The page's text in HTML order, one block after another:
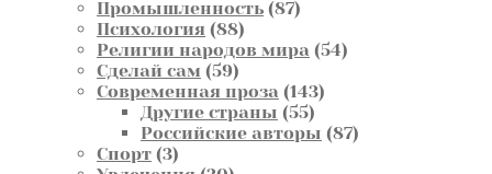
товаров
Промышленность 8787
Психология 8888
товаров
Религии народов мира 5454
Сделай сам 5959
товаров
Современная проза 143143
Другие страны 5555
товаров
Российские авторы 8787
Спорт 33